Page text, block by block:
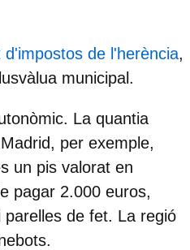
d'impostos de l'herència,
municipal .
La quantia
, per exemple,
un pis valorat en
pagar 2.000 euros,
de fet. La regió